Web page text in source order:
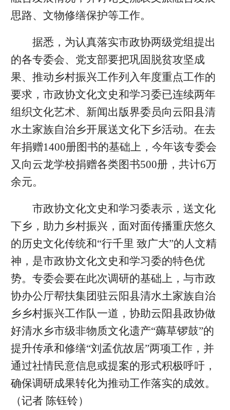
思路、文物修缮保护等工作。
据悉，为认真落实市政协两级党组提出
的各专委会、党支部要把巩固脱贫攻坚成
果、推动乡村振兴工作列入年度重点工作的
要求，市政协文化文史和学习委已连续两年
组织文化艺术、新闻出版界委员向云阳县清
水土家族自治乡开展送文化下乡活动。在去
年捐赠1400册图书的基础上，今年该专委会
又向云龙学校捐赠各类图书500册，共计6万
余元。
市政协文化文史和学习委表示，送文化
下乡，助力乡村振兴，面对面传播重庆悠久
的历史文化传统和“行千里 致广大”的人文精
神，是市政协文化文史和学习委的特色优
势。专委会要在此次调研的基础上，与市政
协办公厅帮扶集团驻云阳县清水土家族自治
乡乡村振兴工作队一道，协助云阳县政协做
好清水乡市级非物质文化遗产“薅草锣鼓”的
提升传承和修缮“刘孟伉故居”两项工作，并
通过社情民意信息或提案的形式积极呼吁，
确保调研成果转化为推动工作落实的成效。
（记者 陈钰铃）